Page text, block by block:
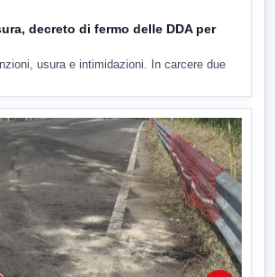
decreto di fermo delle DDA per
usura e intimidazioni. In carcere due